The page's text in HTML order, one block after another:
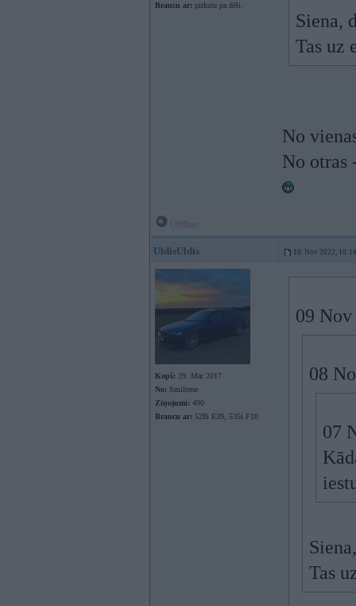
Braucu ar: pirkstu pa dēli.
Siena,
Tas uz
No
No otras
UldisUldis 10. Nov 2022, 10:14
Kopš: 29. Mar 2017
No: Smiltene
Ziņojumi: 490
Braucu ar: 528i E39, 535i F10
09
08
07
Tas